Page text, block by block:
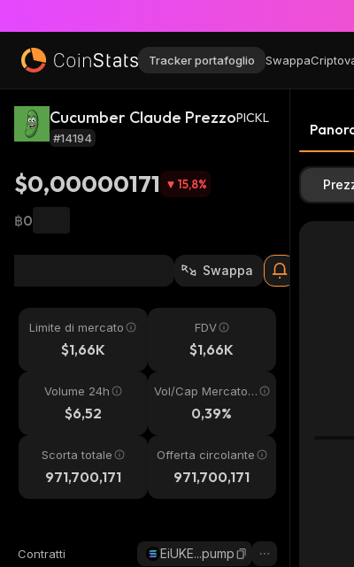
Tracker portafoglio Swappa
Cucumber Claude PrezzoPICKL
#14194
$0,00000171 15,8%
฿0
Swappa
Limite di mercato
$1,66K
FDV
$1,66K
Volume 24h
$6,52
Vol/Cap Mercato
0,39%
Scorta totale
971,700,171
Offerta circolante
971,700,171
Contratti EiUKE...pump